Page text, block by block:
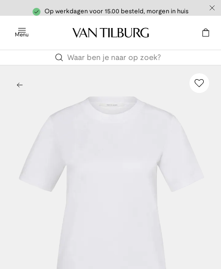
Op werkdagen voor 15.00 besteld, morgen in huis
Menu